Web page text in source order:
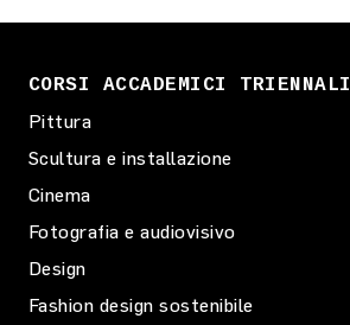
CORSI ACCADEMICI TRIENNALI
Pittura
Scultura e installazione
Cinema
Fotografia e audiovisivo
Design
Fashion design sostenibile